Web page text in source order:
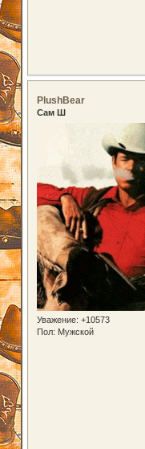
PlushBear
Сам Ш
Уважение: +10573
Пол: Мужской